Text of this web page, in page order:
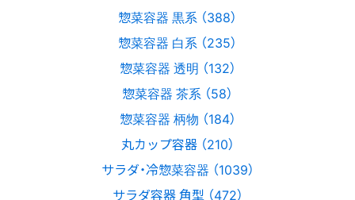
惣菜容器 黒系 （388）
惣菜容器 白系 （235）
惣菜容器 透明 （132）
惣菜容器 茶系 （58）
惣菜容器 柄物 （184）
丸カップ容器 （210）
サラダ・冷惣菜容器 （1039）
サラダ容器 角型 （472）